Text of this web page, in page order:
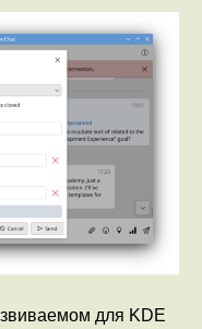
для KDE